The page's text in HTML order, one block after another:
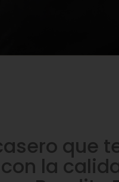
que
la